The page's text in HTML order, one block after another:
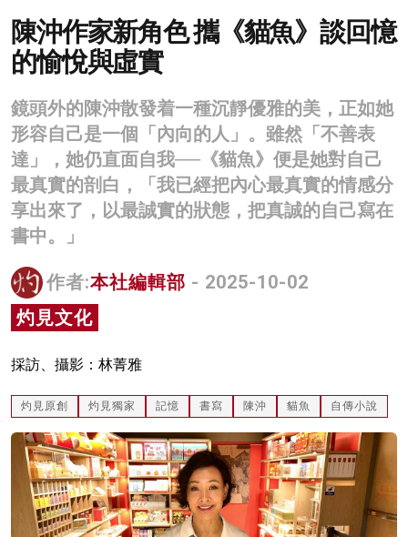
生活
健康
商業
科技
影片
名家榜
灼見活動
關於我們
陳沖作家新角色 攜《貓魚》談回憶
的愉悅與虛實
鏡頭外的陳沖散發着一種沉靜優雅的美，正如她
形容自己是一個「內向的人」。雖然「不善表
達」，她仍直面自我──《貓魚》便是她對自己
最真實的剖白，「我已經把內心最真實的情感分
享出來了，以最誠實的狀態，把真誠的自己寫在
書中。」
作者:本社編輯部 - 2025-10-02
灼見文化
採訪、攝影：林菁雅
灼見原創 灼見獨家 記憶 書寫 陳沖 貓魚 自傳小說